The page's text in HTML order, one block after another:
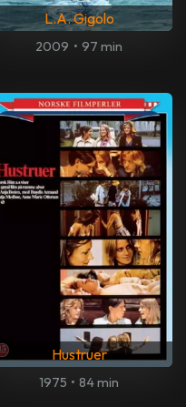
L.A. Gigolo
2009 • 97 min
Hustruer
1975 • 84 min